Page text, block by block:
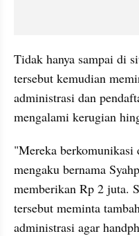
Tidak hanya sampai di
tersebut kemudian
administrasi dan
mengalami kerugian
"Mereka berkomunikasi
mengaku bernama
memberikan Rp 2 juta.
tersebut meminta
administrasi agar